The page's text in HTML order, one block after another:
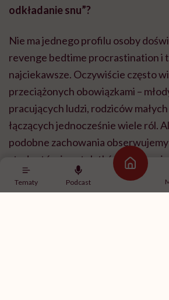
Tematy Podcast
Strona główna
odkładanie snu”?
Nie ma jednego profilu osoby
revenge bedtime procrastination i
najciekawsze. Oczywiście często
przeciążonych obowiązkami –
pracujących ludzi, rodziców
łączących jednocześnie wiele ról.
podobne zachowania
studentów i nastolatków, którzy nie
takiej liczby obowiązków jak
nie możemy tłumaczyć tego